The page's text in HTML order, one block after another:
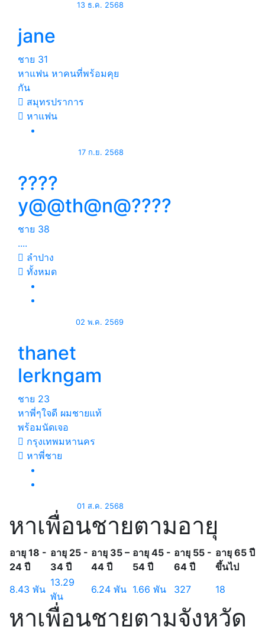
13 ธ.ค. 2568
jane
ชาย 31
หาแฟน หาคนที่พร้อมคุย
กัน
สมุทรปราการ
หาแฟน
17 ก.ย. 2568
????
y@@th@n@????
ชาย 38
....
ลำปาง
ทั้งหมด
02 พ.ค. 2569
thanet
lerkngam
ชาย 23
หาพี่ๆใจดี ผมชายแท้
พร้อมนัดเจอ
กรุงเทพมหานคร
หาพี่ชาย
01 ส.ค. 2568
หาเพื่อนชายตามอายุ
อายุ 18 -
24 ปี
อายุ 25 -
34 ปี
อายุ 35 –
44 ปี
อายุ 45 -
54 ปี
อายุ 55 -
64 ปี
อายุ 65 ปี
ขึ้นไป
8.43 พัน
13.29
พัน
6.24 พัน 1.66 พัน 327 18
หาเพื่อนชายตามจังหวัด